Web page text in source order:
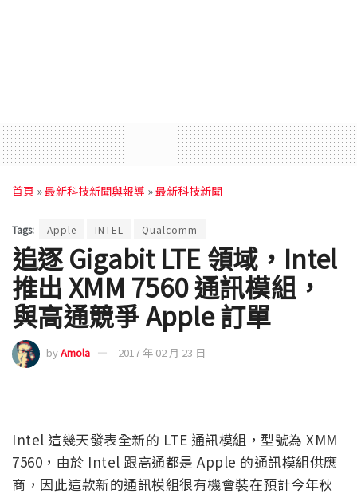
首頁 »最新科技新聞與報導 »最新科技新聞
Tags: Apple INTEL Qualcomm
追逐 Gigabit LTE 領域，Intel
推出 XMM 7560 通訊模組，
與高通競爭 Apple 訂單
byAmola 2017 年 02 月 23 日
Intel 這幾天發表全新的 LTE 通訊模組，型號為 XMM
7560，由於 Intel 跟高通都是 Apple 的通訊模組供應
商，因此這款新的通訊模組很有機會裝在預計今年秋